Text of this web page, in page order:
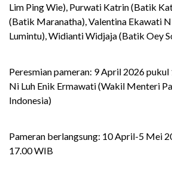
Lim Ping Wie), Purwati Katrin (Batik
(Batik Maranatha), Valentina Ekawati
Lumintu), Widianti Widjaja (Batik Oey
Peresmian pameran: 9 April 2026
Ni Luh Enik Ermawati (Wakil Menteri
Indonesia)
Pameran berlangsung: 10 April-5 Mei
17.00 WIB